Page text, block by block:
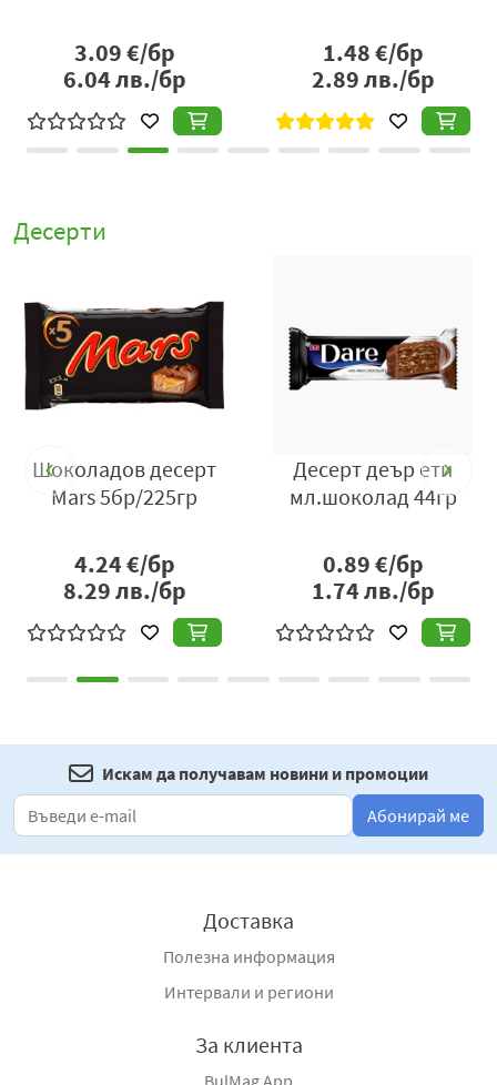
шоколадовата обвивка обединява всичко в завършен
десертен вкус. Тази хармония е причината продуктът
да бъде толкова разпознаваем и предпочитан от
любителите на шоколадови изкушения.
познатото удоволствие от комбинацията бисквита,
3.09€/бр
6.04лв./бр
1.48€/бр
2.89лв./бр
Десерти
Шоколадов десерт
Mars 5бр/225гр
4.24€/бр
8.29лв./бр
Десерт деър ети
мл.шоколад 44гр
0.89€/бр
1.74лв./бр
Искам да получавам новини и промоции
Абонирай ме
Доставка
Полезна информация
Интервали и региони
За клиента